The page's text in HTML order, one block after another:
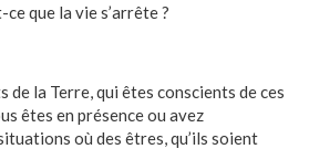
que la vie s’arrête ?
de la Terre, qui êtes conscients de ces
êtes en présence ou avez
où des êtres, qu’ils soient